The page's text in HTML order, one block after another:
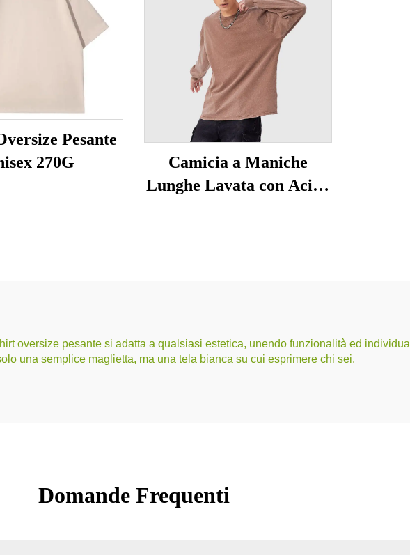
Pesante
270G
Camicia a Maniche
Lunghe Lavata con Acido
oversize pesante si adatta a qualsiasi estetica, unendo funzionalità ed
una semplice maglietta, ma una tela bianca su cui esprimere chi sei.
Domande Frequenti